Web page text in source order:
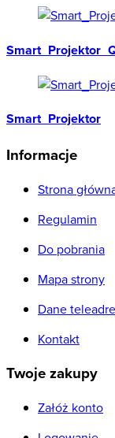
Smart_Projektor
Informacje
Strona
Regulamin
Do pobrania
Mapa strony
Dane
Kontakt
Twoje zakupy
Załóż konto